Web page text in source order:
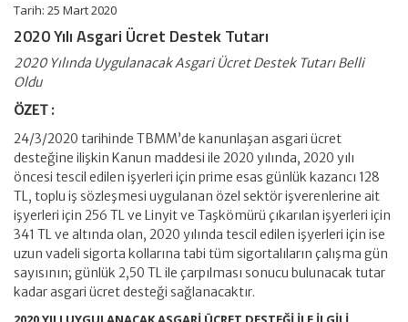
Tarih: 25 Mart 2020
2020 Yılı Asgari Ücret Destek Tutarı
2020 Yılında Uygulanacak Asgari Ücret Destek Tutarı Belli
Oldu
ÖZET :
24/3/2020 tarihinde TBMM’de kanunlaşan asgari ücret
desteğine ilişkin Kanun maddesi ile 2020 yılında, 2020 yılı
öncesi tescil edilen işyerleri için prime esas günlük kazancı 128
TL, toplu iş sözleşmesi uygulanan özel sektör işverenlerine ait
işyerleri için 256 TL ve Linyit ve Taşkömürü çıkarılan işyerleri için
341 TL ve altında olan, 2020 yılında tescil edilen işyerleri için ise
uzun vadeli sigorta kollarına tabi tüm sigortalıların çalışma gün
sayısının; günlük 2,50 TL ile çarpılması sonucu bulunacak tutar
kadar asgari ücret desteği sağlanacaktır.